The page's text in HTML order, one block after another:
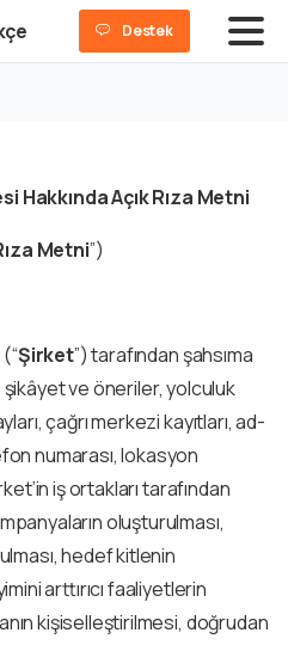
Destek
Hakkında Açık Rıza Metni
Metni”)
Şirket”) tarafından şahsıma
ve öneriler, yolculuk
çağrı merkezi kayıtları, ad-
numarası, lokasyon
iş ortakları tarafından
oluşturulması,
hedef kitlenin
arttırıcı faaliyetlerin
kişiselleştirilmesi, doğrudan